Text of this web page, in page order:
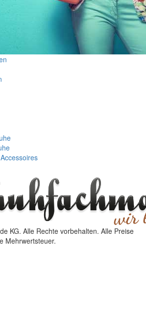
KG. Alle Rechte vorbehalten. Alle Preise
Mehrwertsteuer.